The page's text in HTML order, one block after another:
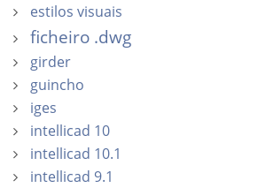
estilos visuais
ficheiro .dwg
girder
guincho
iges
intellicad 10
intellicad 10.1
intellicad 9.1